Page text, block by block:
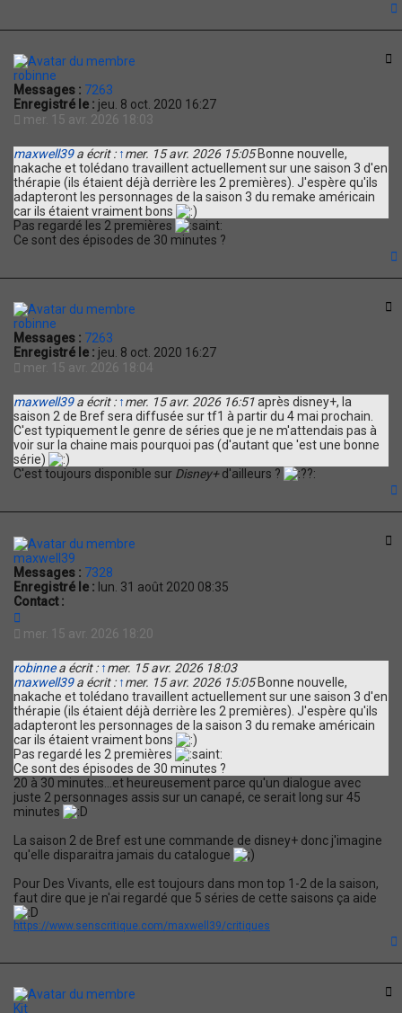
robinne
Messages : 7263
Enregistré le : jeu. 8 oct. 2020 16:27
mer. 15 avr. 2026 18:03
maxwell39a écrit : ↑mer. 15 avr. 2026 15:05Bonne nouvelle,
nakache et tolédano travaillent actuellement sur une saison 3 d'en
thérapie (ils étaient déjà derrière les 2 premières). J'espère qu'ils
adapteront les personnages de la saison 3 du remake américain
car ils étaient vraiment bons
Pas regardé les 2 premières
Ce sont des épisodes de 30 minutes ?
robinne
Messages : 7263
Enregistré le : jeu. 8 oct. 2020 16:27
mer. 15 avr. 2026 18:04
maxwell39a écrit : ↑mer. 15 avr. 2026 16:51après disney+, la
saison 2 de Bref sera diffusée sur tf1 à partir du 4 mai prochain.
C'est typiquement le genre de séries que je ne m'attendais pas à
voir sur la chaine mais pourquoi pas (d'autant que 'est une bonne
série)
C'est toujours disponible sur Disney+d'ailleurs ?
maxwell39
Messages : 7328
Enregistré le : lun. 31 août 2020 08:35
Contact :
o
t
a
c
t
e
r
m
a
x
w
e
3
9
mer. 15 avr. 2026 18:20
robinnea écrit : ↑mer. 15 avr. 2026 18:03
maxwell39a écrit : ↑mer. 15 avr. 2026 15:05Bonne nouvelle,
nakache et tolédano travaillent actuellement sur une saison 3 d'en
thérapie (ils étaient déjà derrière les 2 premières). J'espère qu'ils
adapteront les personnages de la saison 3 du remake américain
car ils étaient vraiment bons
Pas regardé les 2 premières
Ce sont des épisodes de 30 minutes ?
20 à 30 minutes...et heureusement parce qu'un dialogue avec
juste 2 personnages assis sur un canapé, ce serait long sur 45
minutes
La saison 2 de Bref est une commande de disney+ donc j'imagine
qu'elle disparaitra jamais du catalogue
Pour Des Vivants, elle est toujours dans mon top 1-2 de la saison,
faut dire que je n'ai regardé que 5 séries de cette saisons ça aide
https://www.senscritique.com/maxwell39/critiques
Kit